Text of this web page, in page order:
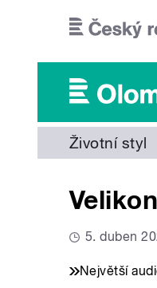
Životní styl
5. duben
Největší